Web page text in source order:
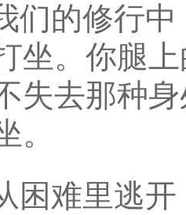
们的修行
坐。你腿
失去那种
。
困难里逃